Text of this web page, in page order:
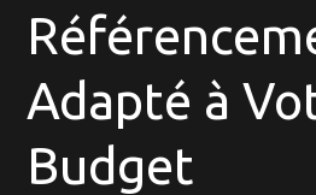
Adapté à
Budget